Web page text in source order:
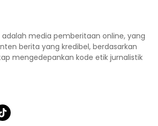
adalah media pemberitaan online, yang
berita yang kredibel, berdasarkan
mengedepankan kode etik jurnalistik